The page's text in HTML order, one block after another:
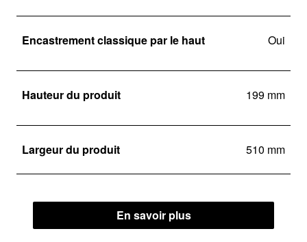
Encastrement classique par le haut Oui
Hauteur du produit 199 mm
Largeur du produit 510 mm
En savoir plus